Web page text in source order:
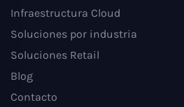
Infraestructura Cloud
Soluciones por industria
Soluciones Retail
Blog
Contacto